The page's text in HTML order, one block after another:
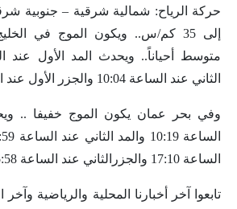
إلى 35 كم/س.. ويكون الموج في
الثاني عند الساعة 10:04 والجزر الأول عند الساعة 21:10 .
وفي بحر عمان يكون الموج خفيفا ..
الساعة 17:10 والجزرالثاني عند الساعة 05:58.
تابعوا آخر أخبارنا المحلية والرياضية